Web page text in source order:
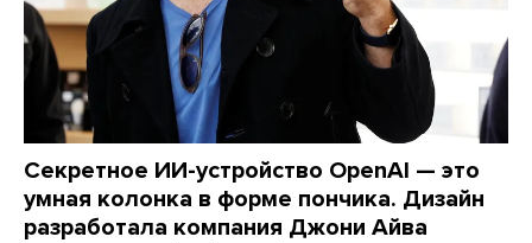
Секретное ИИ-устройство OpenAI — это
умная колонка в форме пончика. Дизайн
разработала компания Джони Айва